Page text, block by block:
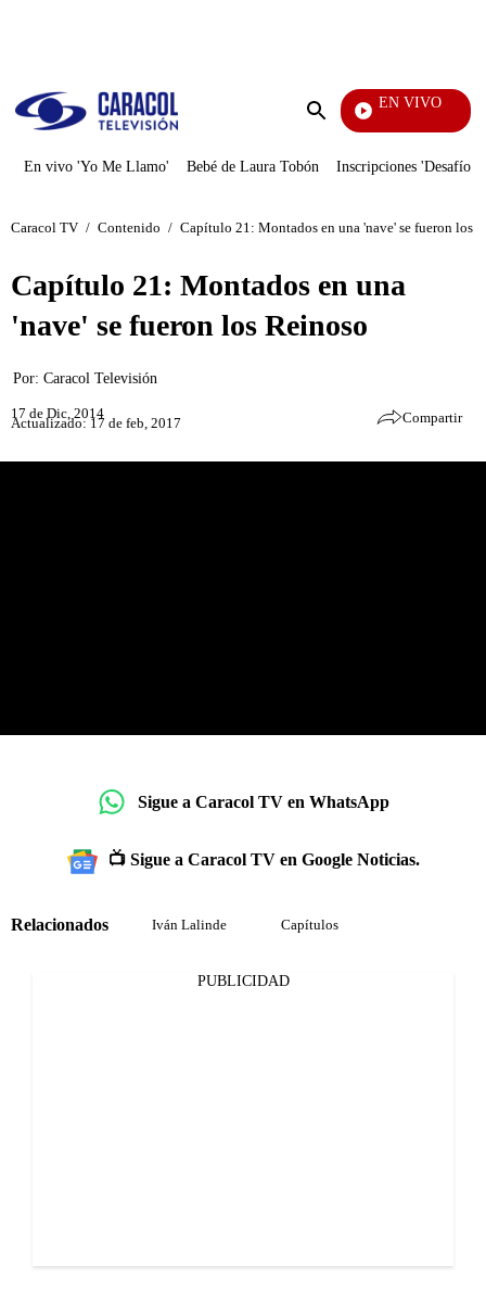
Enviar
EN VIVO
Televentas
En vivo 'Yo Me Llamo' Bebé de Laura Tobón Inscripciones 'Desafío'
Caracol TV / Contenido / Capítulo 21: Montados en una 'nave' se fueron los
Capítulo 21: Montados en una
'nave' se fueron los Reinoso
Por: Caracol Televisión
17 de Dic, 2014
Actualizado: 17 de feb, 2017 Compartir
Sigue a Caracol TV en WhatsApp
📺 Sigue a Caracol TV en Google Noticias.
Relacionados Iván Lalinde Capítulos
PUBLICIDAD